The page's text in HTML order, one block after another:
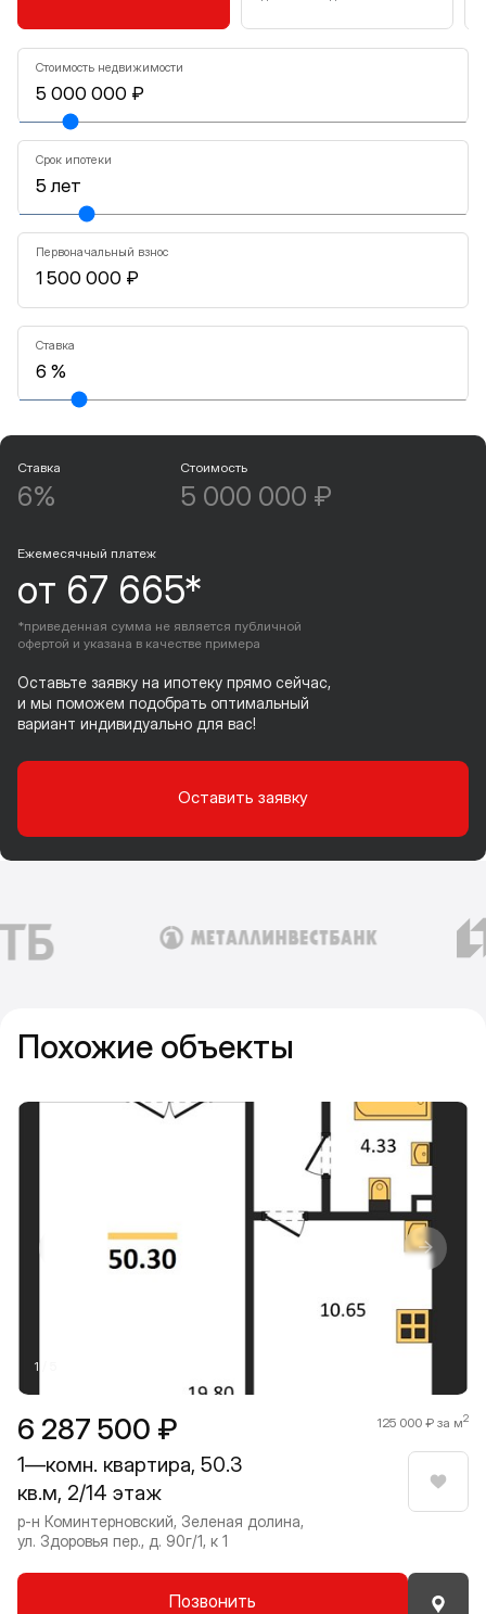
Стоимость недвижимости
Срок ипотеки
Первоначальный взнос
Ставка
Ставка
6%
Стоимость
5 000 000 ₽
Ежемесячный платеж
от 67 665*
*приведенная сумма не является публичной
офертой и указана в качестве примера
Оставьте заявку на ипотеку прямо сейчас,
и мы поможем подобрать оптимальный
вариант индивидуально для вас!
Оставить заявку
Похожие объекты
6 287 500 ₽ 125 000 ₽ за м2
1—комн. квартира, 50.3
кв.м, 2/14 этаж
р-н Коминтерновский, Зеленая долина,
ул. Здоровья пер., д. 90г/1, к 1
Позвонить
1 / 5
Прокрутить влево